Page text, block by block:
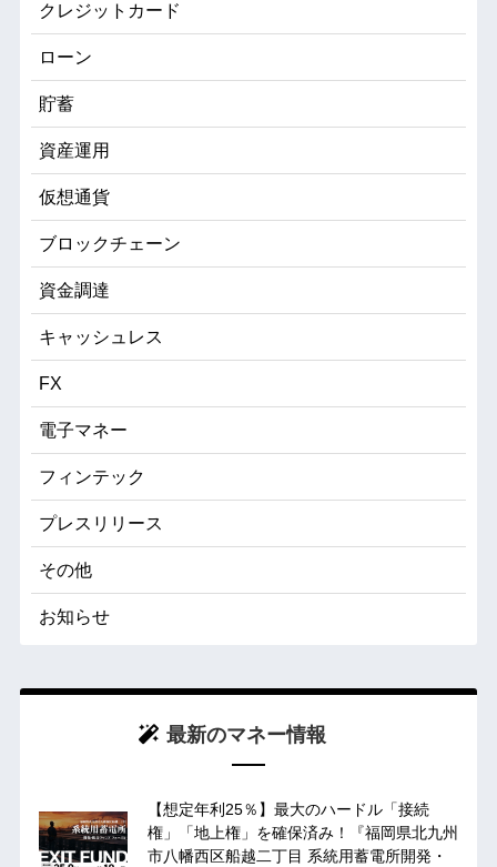
クレジットカード
ローン
貯蓄
資産運用
仮想通貨
ブロックチェーン
資金調達
キャッシュレス
FX
電子マネー
フィンテック
プレスリリース
その他
お知らせ
最新のマネー情報
【想定年利25％】最大のハードル「接続
権」「地上権」を確保済み！『福岡県北九州
市八幡西区船越二丁目 系統用蓄電所開発・